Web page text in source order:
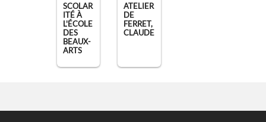
SCOLAR
ITÉ À
L'ÉCOLE
DES
BEAUX-
ARTS
ATELIER
DE
FERRET,
CLAUDE